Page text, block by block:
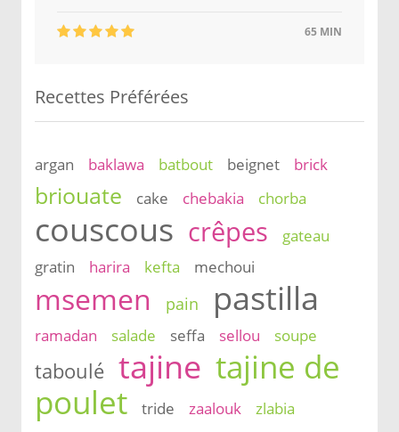
65 MIN
Recettes Préférées
argan baklawa batbout beignet brick
briouate cake chebakia chorba
couscous crêpes
gateau
gratin
harira kefta mechoui
msemen pain pastilla
ramadan salade seffa sellou soupe
taboulé tajine tajine de
poulet
tride zaalouk zlabia